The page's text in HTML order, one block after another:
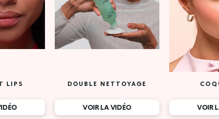
LIPS DOUBLE NETTOYAGE
VOIR LA VIDÉO VOIR